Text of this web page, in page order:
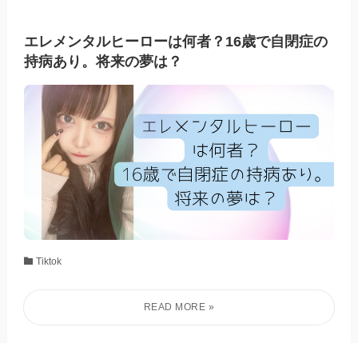
エレメンタルヒーローは何者？16歳で自閉症の
持病あり。将来の夢は？
Tiktok